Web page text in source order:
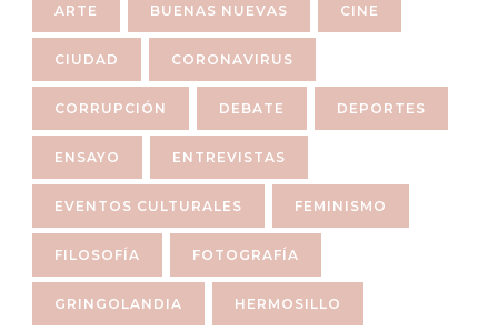
ARTE BUENAS NUEVAS CINE
CIUDAD CORONAVIRUS
CORRUPCIÓN DEBATE DEPORTES
ENSAYO ENTREVISTAS
EVENTOS CULTURALES FEMINISMO
FILOSOFÍA FOTOGRAFÍA
GRINGOLANDIA HERMOSILLO